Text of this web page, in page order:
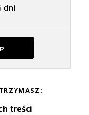
dni
treści